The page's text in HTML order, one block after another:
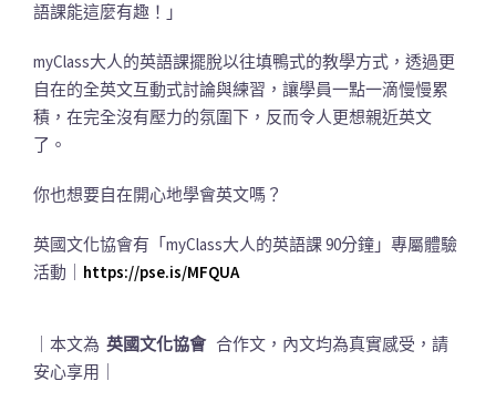
語課能這麼有趣！」
myClass大人的英語課擺脫以往填鴨式的教學方式，透過更
自在的全英文互動式討論與練習，讓學員一點一滴慢慢累
積，在完全沒有壓力的氛圍下，反而令人更想親近英文
了。
你也想要自在開心地學會英文嗎？
英國文化協會有「myClass大人的英語課 90分鐘」專屬體驗
活動｜ https://pse.is/MFQUA
｜本文為 英國文化協會 合作文，內文均為真實感受，請
安心享用｜